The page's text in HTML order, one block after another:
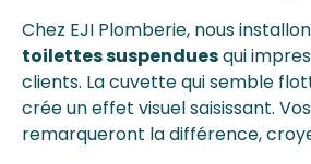
Chez EJI Plomberie, nous
toilettes suspenduesqui
clients. La cuvette qui semble
crée un effet visuel saisissant.
remarqueront la différence,